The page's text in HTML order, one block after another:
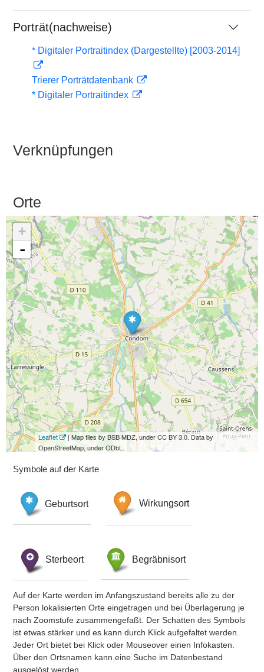
Porträt(nachweise)
* Digitaler Portraitindex (Dargestellte) [2003-2014]
Trierer Porträtdatenbank
* Digitaler Portraitindex
Verknüpfungen
Orte
+
-
Leaflet
| Map tiles by BSB MDZ, under CC BY 3.0. Data by
OpenStreetMap, under ODbL.
Symbole auf der Karte
Geburtsort Wirkungsort
Sterbeort Begräbnisort
Auf der Karte werden im Anfangszustand bereits alle zu der
Person lokalisierten Orte eingetragen und bei Überlagerung je
nach Zoomstufe zusammengefaßt. Der Schatten des Symbols
ist etwas stärker und es kann durch Klick aufgefaltet werden.
Jeder Ort bietet bei Klick oder Mouseover einen Infokasten.
Über den Ortsnamen kann eine Suche im Datenbestand
ausgelöst werden.